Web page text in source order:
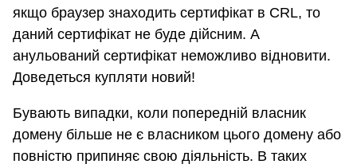
якщо браузер знаходить сертифікат в CRL, то
даний сертифікат не буде дійсним. А
анульований сертифікат неможливо відновити.
Доведеться купляти новий!
Бувають випадки, коли попередній власник
домену більше не є власником цього домену або
повністю припиняє свою діяльність. В таких